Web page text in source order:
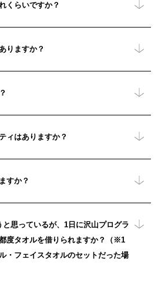
くらいですか？
りますか？
ィはありますか？
すか？
思っているが、1日に沢山プログラ
度タオルを借りられますか？（※1
・フェイスタオルのセットだった場